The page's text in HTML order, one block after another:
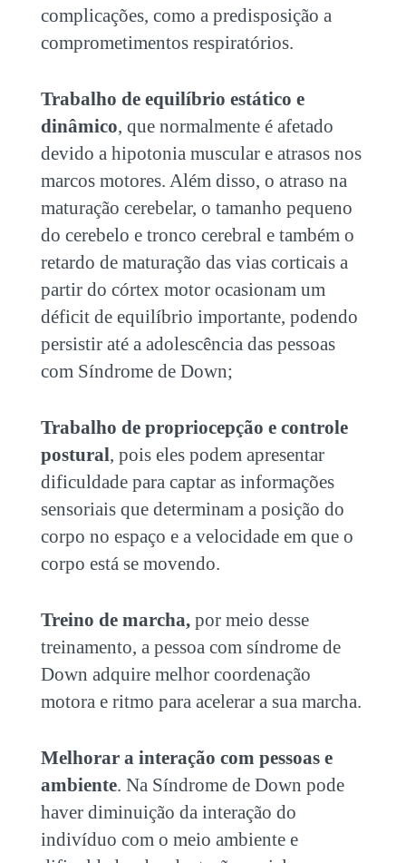
complicações, como a predisposição a
comprometimentos respiratórios.
Trabalho de equilíbrio estático e
dinâmico, que normalmente é afetado
devido a hipotonia muscular e atrasos nos
marcos motores. Além disso, o atraso na
maturação cerebelar, o tamanho pequeno
do cerebelo e tronco cerebral e também o
retardo de maturação das vias corticais a
partir do córtex motor ocasionam um
déficit de equilíbrio importante, podendo
persistir até a adolescência das pessoas
com Síndrome de Down;
Trabalho de propriocepção e controle
postural, pois eles podem apresentar
dificuldade para captar as informações
sensoriais que determinam a posição do
corpo no espaço e a velocidade em que o
corpo está se movendo.
Treino de marcha, por meio desse
treinamento, a pessoa com síndrome de
Down adquire melhor coordenação
motora e ritmo para acelerar a sua marcha.
Melhorar a interação com pessoas e
ambiente. Na Síndrome de Down pode
haver diminuição da interação do
indivíduo com o meio ambiente e